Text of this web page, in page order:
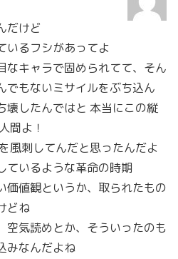
だけど
いるフシがあってよ
なキャラで固められてて、そん
でもないミサイルをぶち込ん
壊したんではと 本当にこの縦
間よ！
風刺してんだと思ったんだよ
ているような革命の時期
価値観というか、取られたもの
どね
空気読めとか、そういったのも
みなんだよね